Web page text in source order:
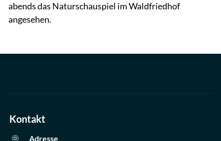
abends das Naturschauspiel im Waldfriedhof
angesehen.
Kontakt
Adresse